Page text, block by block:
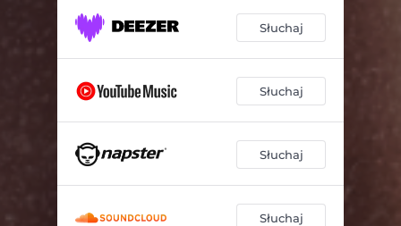
Słuchaj
Słuchaj
Słuchaj
Słuchaj